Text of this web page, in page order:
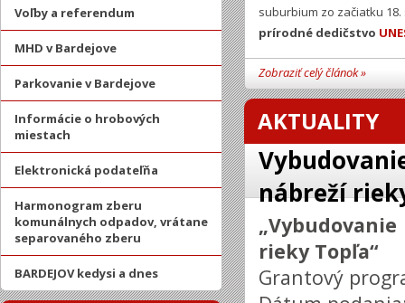
Voľby a referendum
MHD v Bardejove
Parkovanie v Bardejove
Informácie o hrobových
miestach
Elektronická podateľňa
Harmonogram zberu
komunálnych odpadov, vrátane
separovaného zberu
BARDEJOV kedysi a dnes
suburbium zo začiatku
prírodné dedičstvo
Zobraziť celý článok »
AKTUALITY
nábreží
rieky Topľa“
Grantový